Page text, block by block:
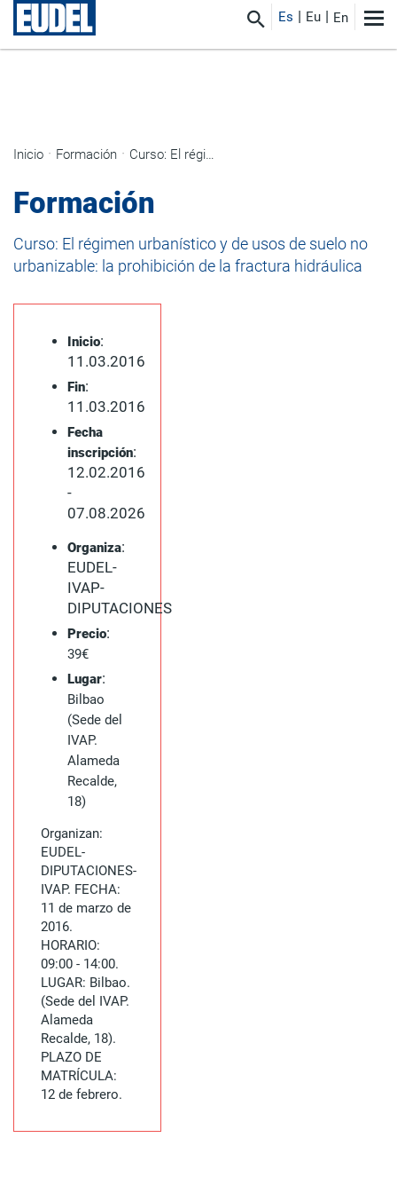
Es Eu En
Inicio Formación Curso: El régimen urbanístico y de usos de suelo no urbanizable: la prohibición de la fractura hidráulica
Formación
Curso: El régimen urbanístico y de usos de suelo no
urbanizable: la prohibición de la fractura hidráulica
Inicio:
11.03.2016
Fin:
11.03.2016
Fecha
inscripción:
12.02.2016
-
07.08.2026
Organiza:
EUDEL-
IVAP-
DIPUTACIONES
Precio:
39€
Lugar:
Bilbao
(Sede del
IVAP.
Alameda
Recalde,
18)
Organizan:
EUDEL-
DIPUTACIONES-
IVAP. FECHA:
11 de marzo de
2016.
HORARIO:
09:00 - 14:00.
LUGAR: Bilbao.
(Sede del IVAP.
Alameda
Recalde, 18).
PLAZO DE
MATRÍCULA:
12 de febrero.